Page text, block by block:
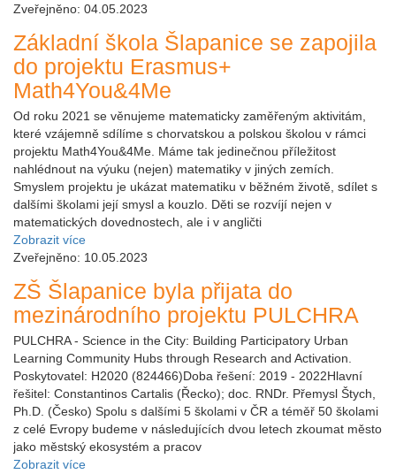
Zveřejněno: 04.05.2023
Základní škola Šlapanice se zapojila
do projektu Erasmus+
Math4You&4Me
Od roku 2021 se věnujeme matematicky zaměřeným aktivitám,
které vzájemně sdílíme s chorvatskou a polskou školou v rámci
projektu Math4You&4Me. Máme tak jedinečnou příležitost
nahlédnout na výuku (nejen) matematiky v jiných zemích.
Smyslem projektu je ukázat matematiku v běžném životě, sdílet s
dalšími školami její smysl a kouzlo. Děti se rozvíjí nejen v
matematických dovednostech, ale i v angličti
Zobrazit více
Zveřejněno: 10.05.2023
ZŠ Šlapanice byla přijata do
mezinárodního projektu PULCHRA
PULCHRA - Science in the City: Building Participatory Urban
Learning Community Hubs through Research and Activation.
Poskytovatel: H2020 (824466)Doba řešení: 2019 - 2022Hlavní
řešitel: Constantinos Cartalis (Řecko); doc. RNDr. Přemysl Štych,
Ph.D. (Česko) Spolu s dalšími 5 školami v ČR a téměř 50 školami
z celé Evropy budeme v následujících dvou letech zkoumat město
jako městský ekosystém a pracov
Zobrazit více